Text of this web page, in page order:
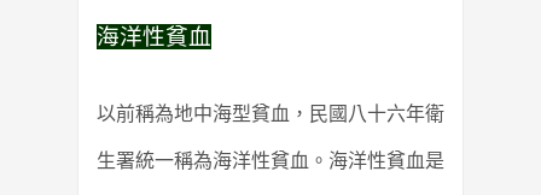
海洋性貧血
以前稱為地中海型貧血，民國八十六年衛
生署統一稱為海洋性貧血。海洋性貧血是